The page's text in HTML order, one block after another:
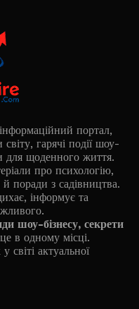
портал,
гарячі події шоу-
для щоденного життя.
про психологію,
поради з садівництва.
інформує та
шоу-бізнесу, секрети
в одному місці.
світі актуальної